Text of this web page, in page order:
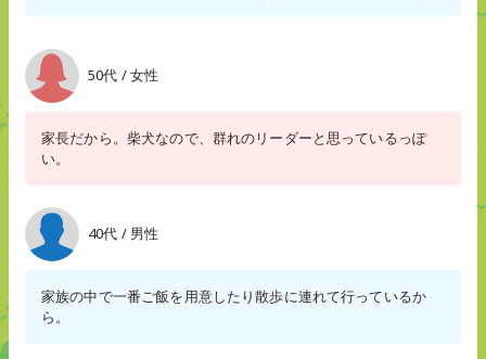
50代 / 女性
家長だから。柴犬なので、群れのリーダーと思っているっぽ
い。
40代 / 男性
家族の中で一番ご飯を用意したり散歩に連れて行っているか
ら。